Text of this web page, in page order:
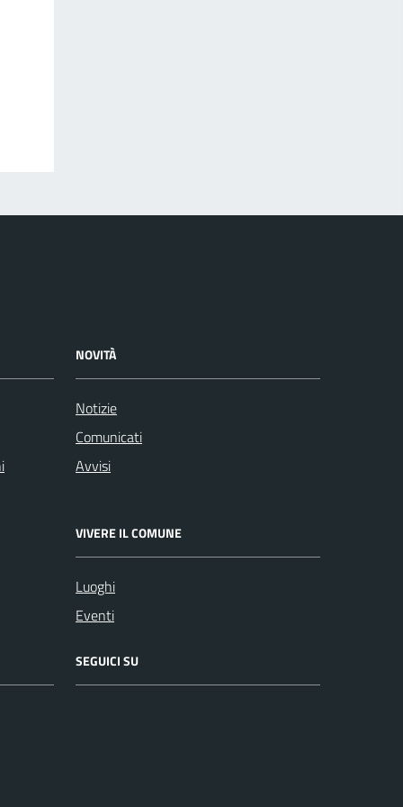
NOVITÀ
Notizie
Comunicati
Avvisi
VIVERE IL COMUNE
Luoghi
Eventi
SEGUICI SU